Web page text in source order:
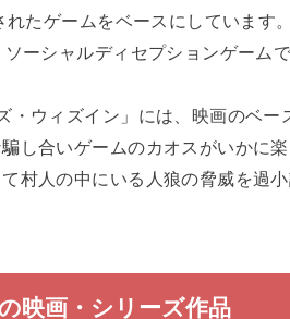
たゲームをベースにしています
ーシャルディセプションゲームで
ウィズイン」には、映画のベー
し合いゲームのカオスがいかに
村人の中にいる人狼の脅威を過
映画・シリーズ作品